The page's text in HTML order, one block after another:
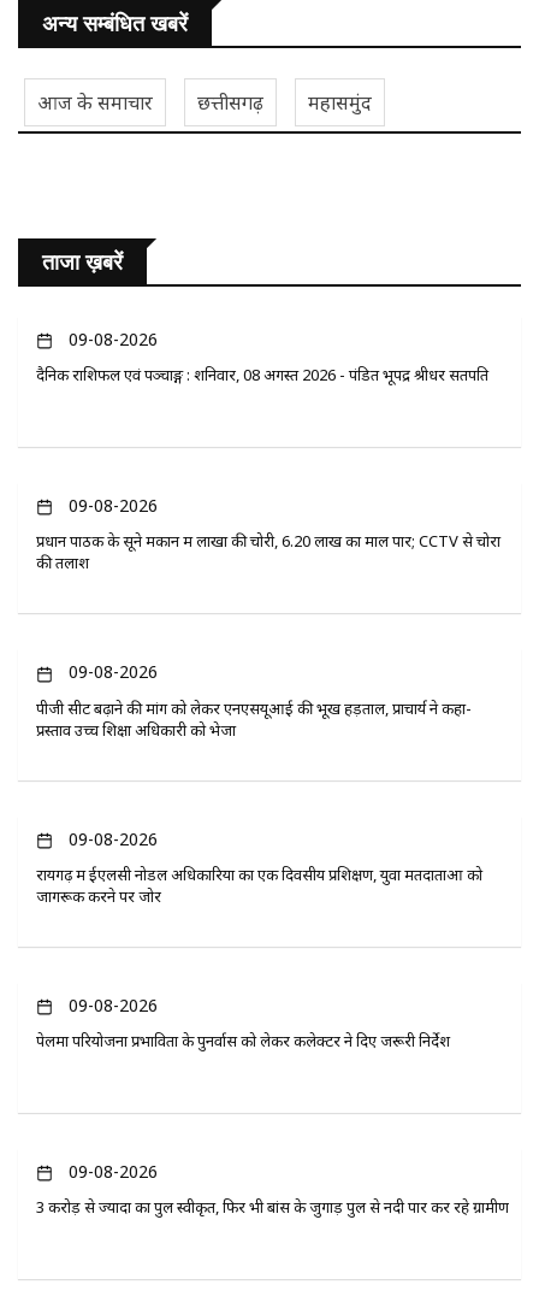
अन्य सम्बंधित खबरें
आज के समाचार छत्तीसगढ़ महासमुंद
ताजा ख़बरें
09-08-2026
दैनिक राशिफल एवं पञ्चाङ्ग : शनिवार, 08 अगस्त 2026 - पंडित भूपेंद्र श्रीधर सतपति
09-08-2026
प्रधान पाठक के सूने मकान में लाखों की चोरी, 6.20 लाख का माल पार; CCTV से चोरों
की तलाश
09-08-2026
पीजी सीट बढ़ाने की मांग को लेकर एनएसयूआई की भूख हड़ताल, प्राचार्य ने कहा-
प्रस्ताव उच्च शिक्षा अधिकारी को भेजा
09-08-2026
रायगढ़ में ईएलसी नोडल अधिकारियों का एक दिवसीय प्रशिक्षण, युवा मतदाताओं को
जागरूक करने पर जोर
09-08-2026
पेलमा परियोजना प्रभावितों के पुनर्वास को लेकर कलेक्टर ने दिए जरूरी निर्देश
09-08-2026
3 करोड़ से ज्यादा का पुल स्वीकृत, फिर भी बांस के जुगाड़ पुल से नदी पार कर रहे ग्रामीण